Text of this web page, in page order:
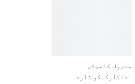
معروف کامیڈی
اداکارکیکو شاردا